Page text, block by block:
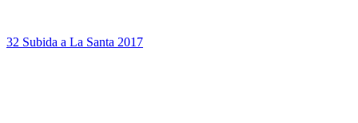
32 Subida a La Santa 2017